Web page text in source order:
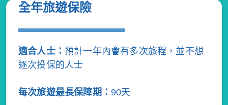
全年旅遊保險
適合人士： 預計一年內會有多次旅程，並不想
逐次投保的人士
每次旅遊最長保障期： 90天